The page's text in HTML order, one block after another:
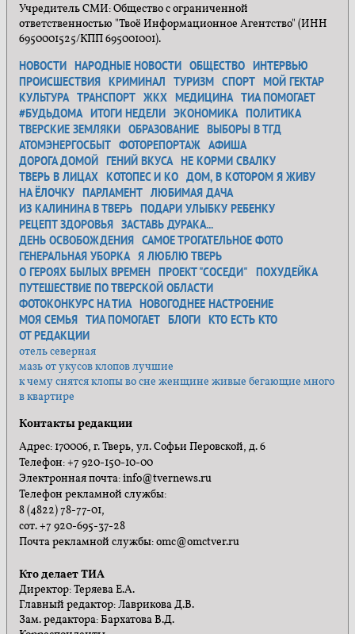
Учредитель СМИ: Общество с ограниченной
ответственностью "Твоё Информационное Агентство" (ИНН
6950001525/КПП 695001001).
НОВОСТИ НАРОДНЫЕ НОВОСТИ ОБЩЕСТВО ИНТЕРВЬЮ
ПРОИСШЕСТВИЯ КРИМИНАЛ ТУРИЗМ СПОРТ МОЙ ГЕКТАР
КУЛЬТУРА ТРАНСПОРТ ЖКХ МЕДИЦИНА ТИА ПОМОГАЕТ
#БУДЬДОМА ИТОГИ НЕДЕЛИ ЭКОНОМИКА ПОЛИТИКА
ТВЕРСКИЕ ЗЕМЛЯКИ ОБРАЗОВАНИЕ ВЫБОРЫ В ТГД
АТОМЭНЕРГОСБЫТ ФОТОРЕПОРТАЖ АФИША
ДОРОГА ДОМОЙ ГЕНИЙ ВКУСА НЕ КОРМИ СВАЛКУ
ТВЕРЬ В ЛИЦАХ КОТОПЕС И КО ДОМ, В КОТОРОМ Я ЖИВУ
НА ЁЛОЧКУ ПАРЛАМЕНТ ЛЮБИМАЯ ДАЧА
ИЗ КАЛИНИНА В ТВЕРЬ ПОДАРИ УЛЫБКУ РЕБЕНКУ
РЕЦЕПТ ЗДОРОВЬЯ ЗАСТАВЬ ДУРАКА...
ДЕНЬ ОСВОБОЖДЕНИЯ САМОЕ ТРОГАТЕЛЬНОЕ ФОТО
ГЕНЕРАЛЬНАЯ УБОРКА Я ЛЮБЛЮ ТВЕРЬ
О ГЕРОЯХ БЫЛЫХ ВРЕМЕН ПРОЕКТ "СОСЕДИ"
ПОХУДЕЙКА
ПУТЕШЕСТВИЕ ПО ТВЕРСКОЙ ОБЛАСТИ
ФОТОКОНКУРС НА ТИА НОВОГОДНЕЕ НАСТРОЕНИЕ
МОЯ СЕМЬЯ ТИА ПОМОГАЕТ БЛОГИ КТО ЕСТЬ КТО
ОТ РЕДАКЦИИ
отель северная
мазь от укусов клопов лучшие
к чему снятся клопы во сне женщине живые бегающие много
в квартире
Контакты редакции
Адрес: 170006, г. Тверь, ул. Софьи Перовской, д. 6
Телефон: +7 920-150-10-00
Электронная почта: info@tvernews.ru
Телефон рекламной службы:
8 (4822) 78-77-01,
сот. +7 920-695-37-28
Почта рекламной службы: omc@omctver.ru
Кто делает ТИА
Директор: Теряева Е.А.
Главный редактор: Лаврикова Д.В.
Зам. редактора: Бархатова В.Д.